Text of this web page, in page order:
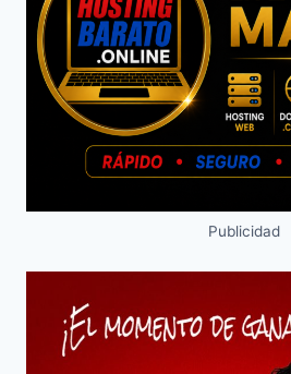
Publicidad